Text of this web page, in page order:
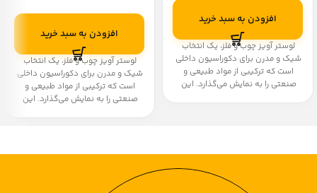
افزودن به سبد خرید
لوستر آویز چوب و فلز، یک انتخاب
شیک و مدرن برای دکوراسیون داخلی
است که ترکیبی از مواد طبیعی و
صنعتی را به نمایش می‌گذارد. این
لوستر های آویز آشپزخانه،لوستر
لوستر آویز های اتاق
افزودن به سبد خرید
لوستر آویز چوب و فلز، یک انتخاب
شیک و مدرن برای دکوراسیون داخلی
است که ترکیبی از مواد طبیعی و
صنعتی را به نمایش می‌گذارد. این
می‌کنیم:همچنین میتوانید از سایر
لوستر های آویز آشپزخانه